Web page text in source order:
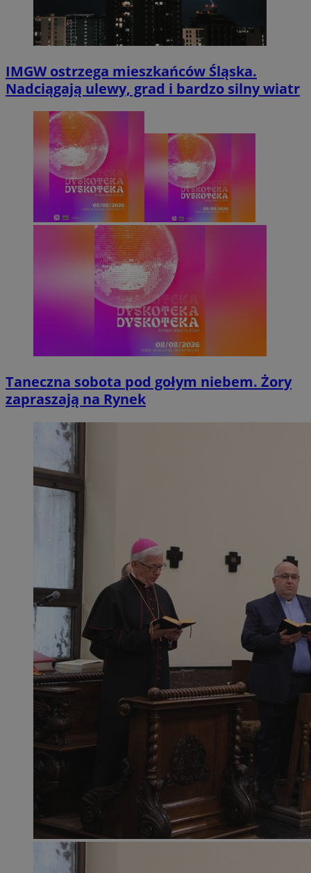
IMGW ostrzega mieszkańców Śląska.
Nadciągają ulewy, grad i bardzo silny wiatr
Taneczna sobota pod gołym niebem. Żory
zapraszają na Rynek